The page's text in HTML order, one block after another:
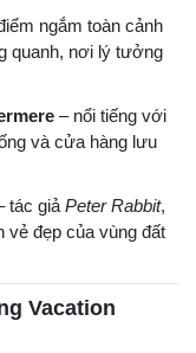
ngắm toàn cảnh
quanh, nơi lý tưởng
– nổi tiếng với
và cửa hàng lưu
tác giả Peter Rabbit,
đẹp của vùng đất
Vacation